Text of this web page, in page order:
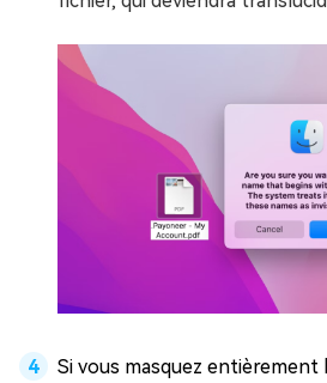
Si vous masquez entièrement